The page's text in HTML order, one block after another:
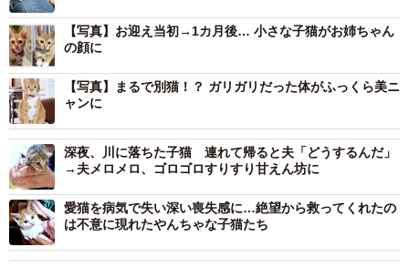
「8年前に飼っていた猫を亡くしてから、新しい猫を迎える
気持ちになれずにいたんです。その子は、夫がエレベータ
ーでへその緒がついたばかりの状態で見つけて保護した子
猫でした。病院では『生きられないかもしれない』と言わ
れましたが、必死にミルクをあげて育て、16歳まで生きて
くれました」
深い喪失感を抱えながら過ごす時間は、夫婦にとって心を
立て直すために必要な年月でもありました。そんなある
日、夫から子猫の話を聞いた瞬間、胸の奥に微かな灯りが
ともったといいます。
【写真】お迎え当初→1カ月後… 小さな子猫がお姉ちゃん
の顔に
【写真】まるで別猫！？ ガリガリだった体がふっくら美ニ
ャンに
深夜、川に落ちた子猫 連れて帰ると夫「どうするんだ」
→夫メロメロ、ゴロゴロすりすり甘えん坊に
愛猫を病気で失い深い喪失感に…絶望から救ってくれたの
は不意に現れたやんちゃな子猫たち